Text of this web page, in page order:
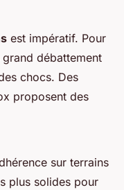
est impératif. Pour
grand débattement
chocs. Des
proposent des
sur terrains
plus solides pour